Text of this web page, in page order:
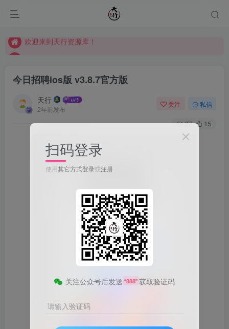
欢迎来到天行资源库！
今日招聘ios版 v3.8.7官方版
天行
2年前发布
关注 私信
27 15
扫码登录
使用其它方式登录或注册
关注公众号后发送 “888” 获取验证码
请输入验证码